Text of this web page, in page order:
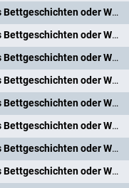
Carry on: Heinrichs Bettgeschichten oder Wie der Knoblauch nach England kam
Carry on: Heinrichs Bettgeschichten oder Wie der Knoblauch nach England kam
Carry on: Heinrichs Bettgeschichten oder Wie der Knoblauch nach England kam
Carry on: Heinrichs Bettgeschichten oder Wie der Knoblauch nach England kam
Carry on: Heinrichs Bettgeschichten oder Wie der Knoblauch nach England kam
Carry on: Heinrichs Bettgeschichten oder Wie der Knoblauch nach England kam
Carry on: Heinrichs Bettgeschichten oder Wie der Knoblauch nach England kam
Carry on: Heinrichs Bettgeschichten oder Wie der Knoblauch nach England kam